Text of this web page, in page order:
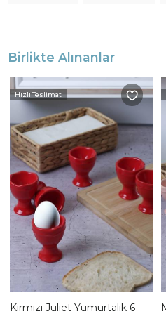
Birlikte Alınanlar
Hızlı Teslimat
Kırmızı Juliet Yumurtalık 6